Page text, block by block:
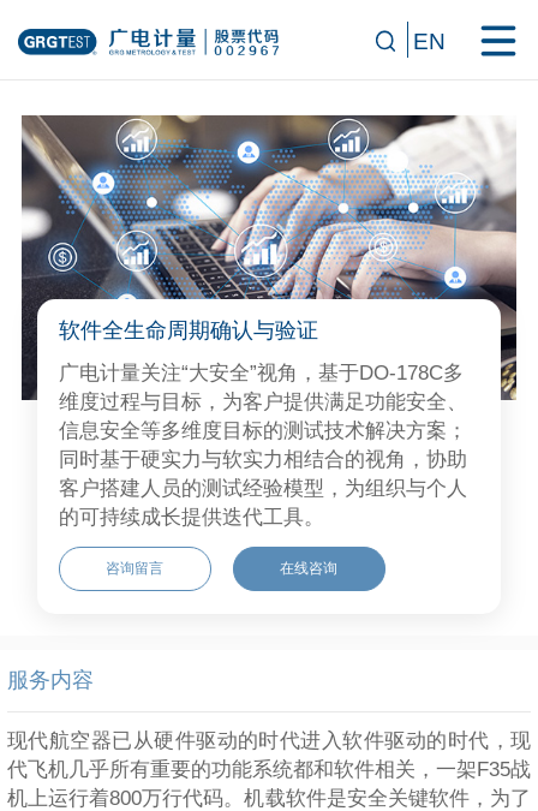
EN
软件全生命周期确认与验证
广电计量关注“大安全”视角，基于DO-178C多
维度过程与目标，为客户提供满足功能安全、
信息安全等多维度目标的测试技术解决方案；
同时基于硬实力与软实力相结合的视角，协助
客户搭建人员的测试经验模型，为组织与个人
的可持续成长提供迭代工具。
咨询留言 在线咨询
服务内容
现代航空器已从硬件驱动的时代进入软件驱动的时代，现
代飞机几乎所有重要的功能系统都和软件相关，一架F35战
机上运行着800万行代码。机载软件是安全关键软件，为了